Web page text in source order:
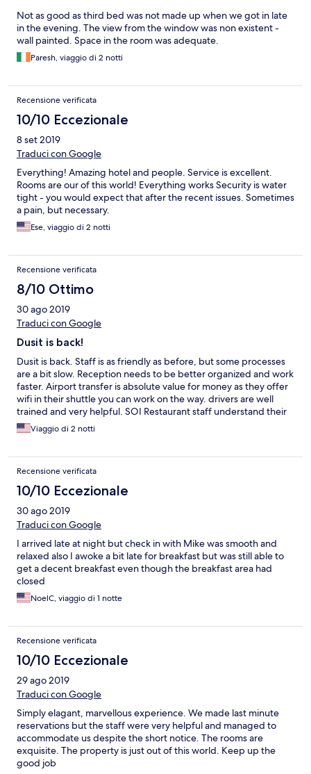
Not as good as third bed was not made up when we got in late
in the evening. The view from the window was non existent -
wall painted. Space in the room was adequate.
Paresh, viaggio di 2 notti
Recensione verificata
10/10 Eccezionale
8 set 2019
Traduci con Google
Everything! Amazing hotel and people. Service is excellent.
Rooms are our of this world! Everything works Security is water
tight - you would expect that after the recent issues. Sometimes
a pain, but necessary.
Ese, viaggio di 2 notti
Recensione verificata
8/10 Ottimo
30 ago 2019
Traduci con Google
Dusit is back!
Dusit is back. Staff is as friendly as before, but some processes
are a bit slow. Reception needs to be better organized and work
faster. Airport transfer is absolute value for money as they offer
wifi in their shuttle you can work on the way. drivers are well
trained and very helpful. SOI Restaurant staff understand their
job! Great to have a conversation and laugh with them. Beds still
huge, rooms very comfortable! The early check-in topped it off!
Viaggio di 2 notti
Recensione verificata
10/10 Eccezionale
30 ago 2019
Traduci con Google
I arrived late at night but check in with Mike was smooth and
relaxed also I awoke a bit late for breakfast but was still able to
get a decent breakfast even though the breakfast area had
closed
NoelC, viaggio di 1 notte
Recensione verificata
10/10 Eccezionale
29 ago 2019
Traduci con Google
Simply elagant, marvellous experience. We made last minute
reservations but the staff were very helpful and managed to
accommodate us despite the short notice. The rooms are
exquisite. The property is just out of this world. Keep up the
good job